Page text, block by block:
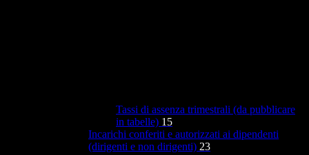
Tassi di assenza trimestrali (da pubblicare
in tabelle) 15
Incarichi conferiti e autorizzati ai dipendenti
(dirigenti e non dirigenti) 23